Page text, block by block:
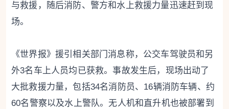
与救援，随后消防、警方和水上救援力量迅速赶到现
场。
《世界报》援引相关部门消息称，公交车驾驶员和另
外3名车上人员均已获救。事故发生后，现场出动了
大批救援力量，包括34名消防员、16辆消防车辆、约
60名警察以及水上警队。无人机和直升机也被部署到